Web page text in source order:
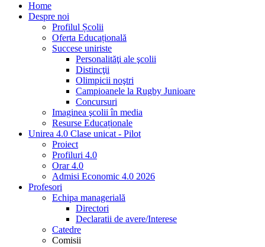
Home
Despre noi
Profilul Școlii
Oferta Educațională
Succese uniriste
Personalităţi ale şcolii
Distincţii
Olimpicii noştri
Campioanele la Rugby Junioare
Concursuri
Imaginea şcolii în media
Resurse Educaționale
Unirea 4.0 Clase unicat - Pilot
Proiect
Profiluri 4.0
Orar 4.0
Admisi Economic 4.0 2026
Profesori
Echipa managerială
Directori
Declaratii de avere/Interese
Catedre
Comisii